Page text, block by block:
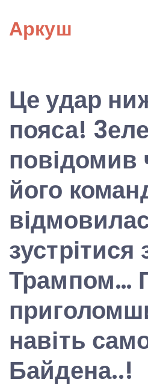
content
Аркуш
Це удар
пояса!
повідомив
його
зустрітися
Трампом…
навіть
Байдена..!